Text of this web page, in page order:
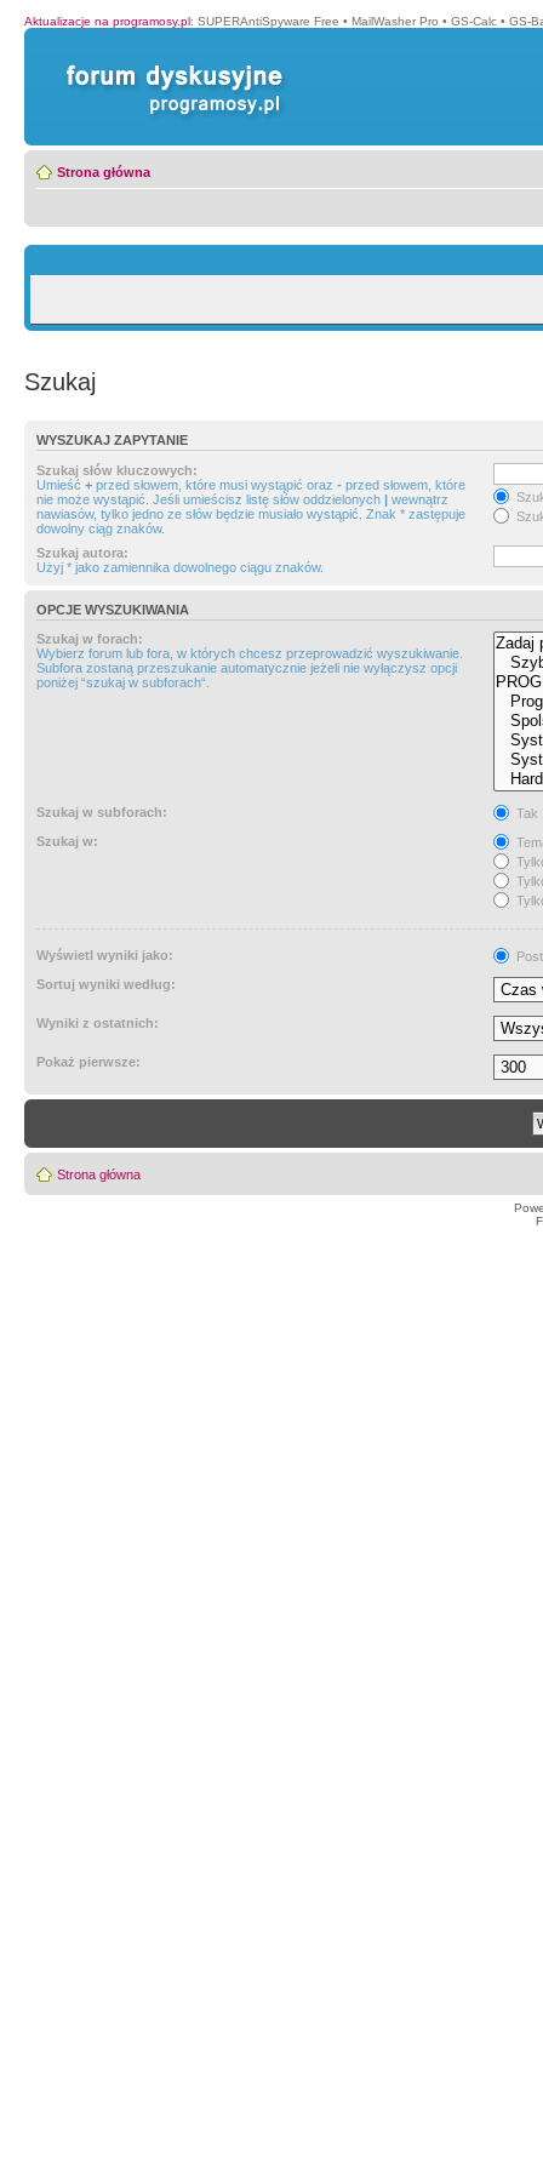
Aktualizacje na programosy.pl: SUPERAntiSpyware Free • MailWasher Pro • GS-Calc • GS-
Strona główna
Szukaj
WYSZUKAJ ZAPYTANIE
Szukaj słów kluczowych:
Umieść + przed słowem, które musi wystąpić oraz - przed słowem, które
nie może wystąpić. Jeśli umieścisz listę słów oddzielonych | wewnątrz
nawiasów, tylko jedno ze słów będzie musiało wystąpić. Znak * zastępuje
dowolny ciąg znaków.
Szukaj autora:
Użyj * jako zamiennika dowolnego ciągu znaków.
OPCJE WYSZUKIWANIA
Szukaj w forach:
Wybierz forum lub fora, w których chcesz przeprowadzić wyszukiwanie.
Subfora zostaną przeszukanie automatycznie jeżeli nie wyłączysz opcji
poniżej “szukaj w subforach“.
Szukaj w subforach:
Tak
Szukaj w:
Wyświetl wyniki jako:
Sortuj wyniki według:
Wyniki z ostatnich:
Pokaż pierwsze:
Strona główna